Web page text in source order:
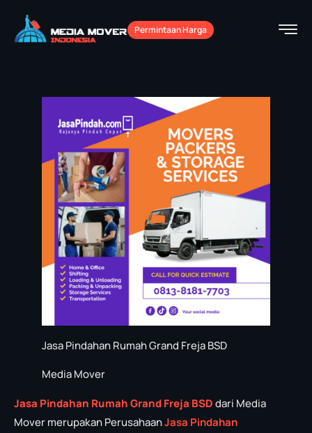
Permintaan Harga
Jasa Pindahan Rumah Grand Freja BSD
Media Mover
Jasa Pindahan Rumah Grand Freja BSDdari Media
Mover merupakan PerusahaanJasa Pindahan